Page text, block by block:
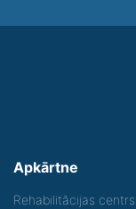
Apkārtne
Rehabilitācijas